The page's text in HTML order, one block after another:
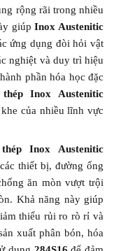
rộng rãi trong nhiều
giúpInox Austenitic
ứng dụng đòi hỏi vật
nghiệt và duy trì hiệu
phần hóa học đặc
thép Inox Austenitic
của nhiều lĩnh vực
thép Inox Austenitic
thiết bị, đường ống
ăn mòn vượt trội
Khả năng này giúp
thiểu rủi ro rò rỉ và
xuất phân bón, hóa